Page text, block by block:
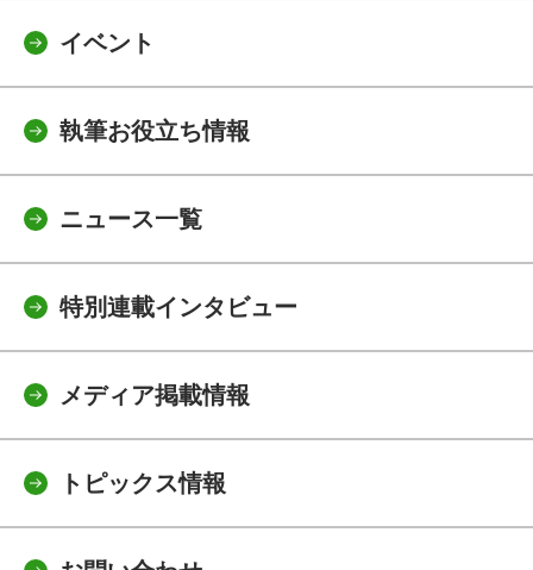
イベント
執筆お役立ち情報
ニュース一覧
特別連載インタビュー
メディア掲載情報
トピックス情報